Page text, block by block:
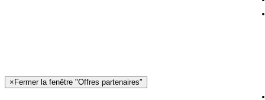
× Fermer la fenêtre "Offres partenaires"